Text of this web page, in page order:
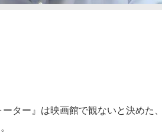
ター』は映画館で観ないと決めた、